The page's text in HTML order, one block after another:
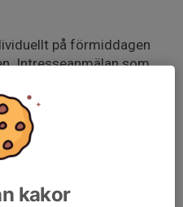
på förmiddagen
Intresseanmälan som
Show/53614
kakor